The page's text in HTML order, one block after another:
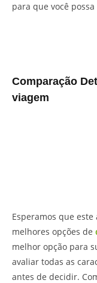
para que você
Comparação
viagem
Esperamos que
melhores opções de
melhor opção para
avaliar todas as
antes de decidir.